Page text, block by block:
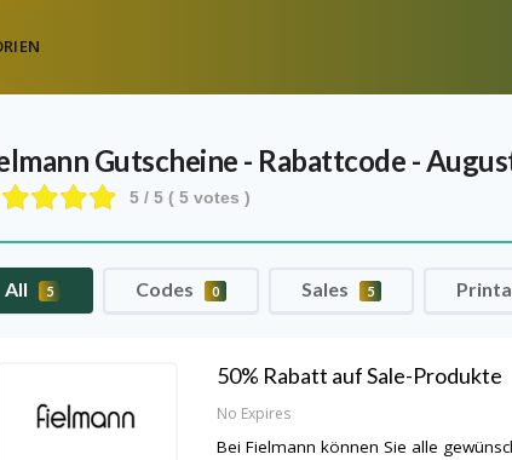
Gutscheine - Rabattcode -
5 / 5 (5 votes )
All 5 Codes 0 Sales 5
50% Rabatt auf Sale-Produkte
No Expires
Bei Fielmann können Sie alle